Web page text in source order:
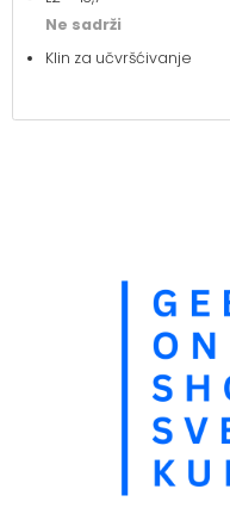
Ne sadrži
Klin za učvršćivanje